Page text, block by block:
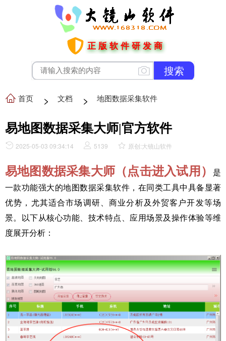
正版软件研发商
首页 > 文档 > 地图数据采集软件
易地图数据采集大师|官方软件
2025-05-03 09:34:14 5139 原创:大镜山软件
易地图数据采集大师（点击进入试用）
是
一款功能强大的地图数据采集软件，在同类工具中具备显著
优势，尤其适合市场调研、商业分析及外贸客户开发等场
景。以下从核心功能、技术特点、应用场景及操作体验等维
度展开分析：